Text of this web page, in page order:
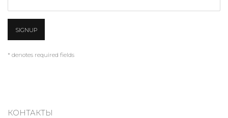
SIGNUP
* denotes required fields
КОНТАКТЫ